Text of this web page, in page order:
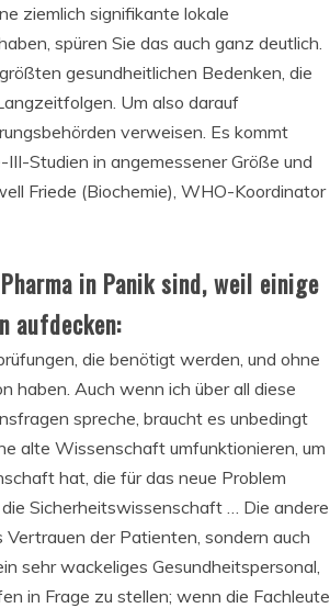
ziemlich signifikante lokale
spüren Sie das auch ganz deutlich.
gesundheitlichen Bedenken, die
Um also darauf
verweisen. Es kommt
Studien in angemessener Größe und
Friede (Biochemie), WHO-Koordinator
in Panik sind, weil einige
aufdecken:
die benötigt werden, und ohne
haben. Auch wenn ich über all diese
spreche, braucht es unbedingt
alte Wissenschaft umfunktionieren, um
hat, die für das neue Problem
Sicherheitswissenschaft … Die andere
Vertrauen der Patienten, sondern auch
sehr wackeliges Gesundheitspersonal,
in Frage zu stellen; wenn die Fachleute